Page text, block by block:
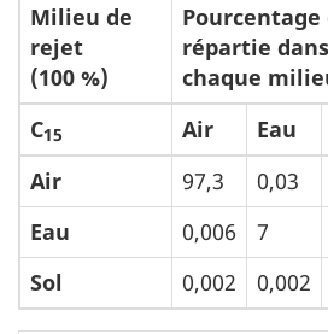
Milieu de
rejet
(100 %)
répartie dans
chaque
C15 Air Eau
Air
97,3 0,03
Eau
0,006 7
Sol
0,002 0,002